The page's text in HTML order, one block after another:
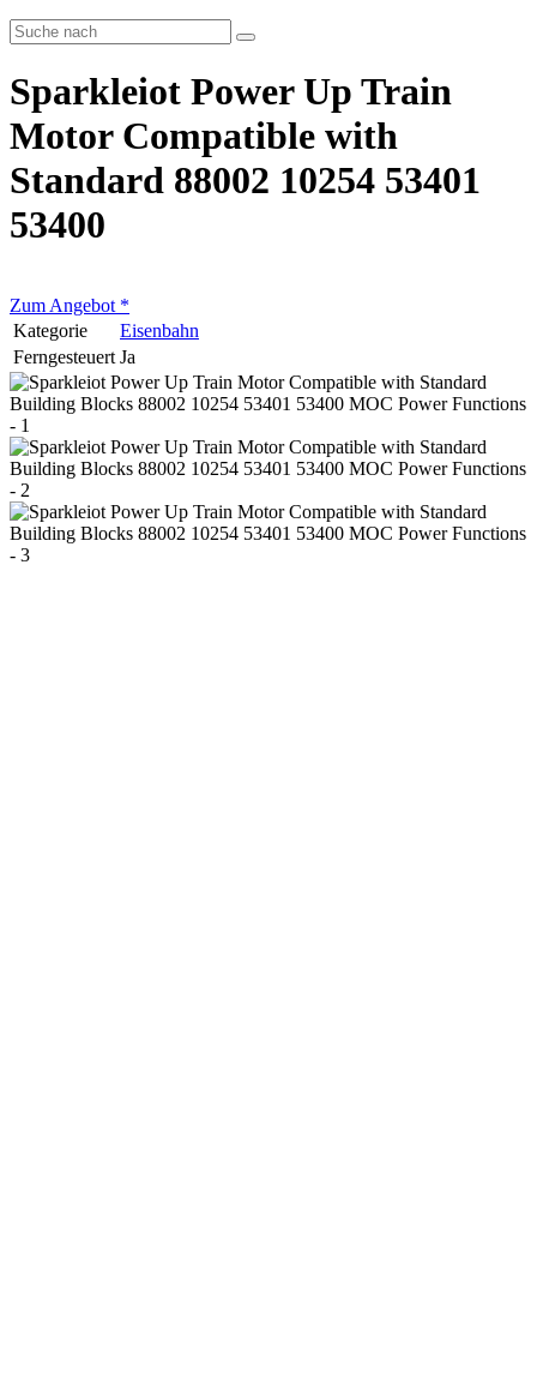
Sparkleiot Power Up Train
Motor Compatible with
Standard 88002 10254 53401
53400
Zum Angebot *
Kategorie
Eisenbahn
Ferngesteuert Ja